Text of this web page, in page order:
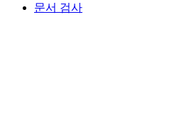
문서 검사